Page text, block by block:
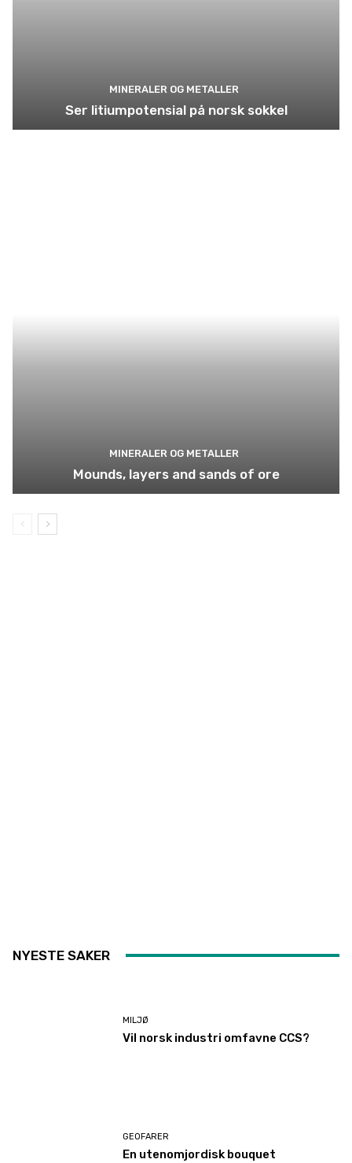
MINERALER OG METALLER
Ser litiumpotensial på norsk sokkel
MINERALER OG METALLER
Mounds, layers and sands of ore
NYESTE SAKER
MILJØ
Vil norsk industri omfavne CCS?
GEOFARER
En utenomjordisk bouquet